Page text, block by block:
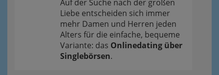
Auf der Suche nach der großen
Liebe entscheiden sich immer
mehr Damen und Herren jeden
Alters für die einfache, bequeme
Variante: das Onlinedating über
Singlebörsen.